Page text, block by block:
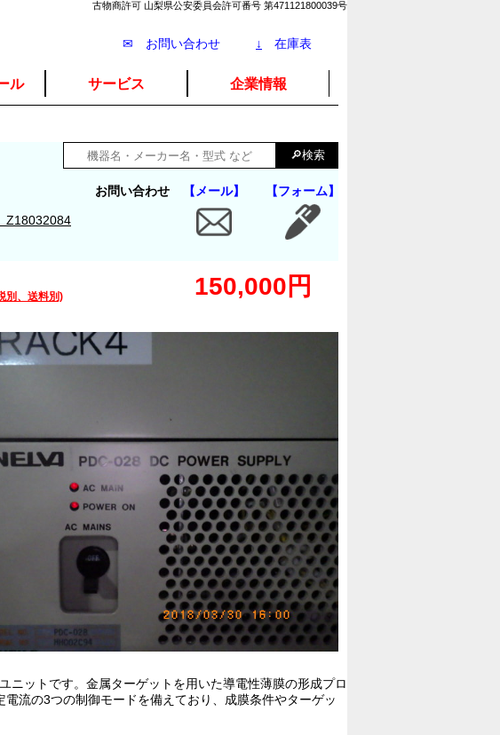
古物商許可 山梨県公安委員会許可番号 第471121800039号
✉ お問い合わせ ↓ 在庫表
ル サービス 企業情報
お問い合わせ 【メール】 【フォーム】
別、送料別) 150,000円
ニットです。金属ターゲットを用いた導電性薄膜の形成プロ
流の3つの制御モードを備えており、成膜条件やターゲッ